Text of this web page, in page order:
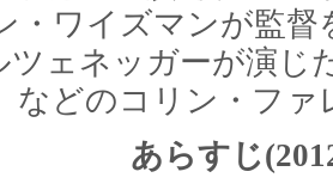
・ワイズマンが監
ツェネッガーが演じ
などのコリン・フ
あらすじ